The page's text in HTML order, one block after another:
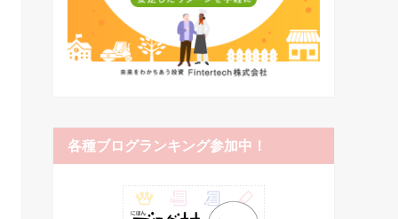
各種ブログランキング参加中！